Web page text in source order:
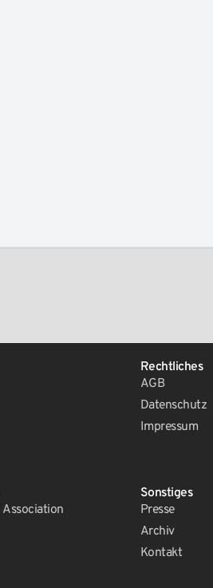
Rechtliches
AGB
Datenschutz
Impressum
Sonstiges
Presse
Archiv
Kontakt